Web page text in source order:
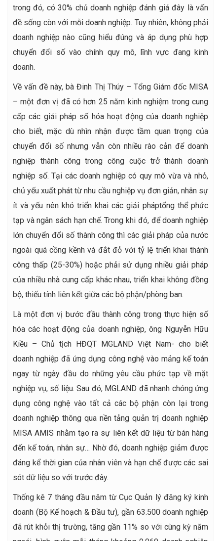
trong đó, có 30% chủ doanh nghiệp đánh giá đây là vấn
đề sống còn với mỗi doanh nghiệp. Tuy nhiên, không phải
doanh nghiệp nào cũng hiểu đúng và áp dụng phù hợp
chuyển đổi số vào chính quy mô, lĩnh vực đang kinh
doanh.
Về vấn đề này, bà Đinh Thị Thúy – Tổng Giám đốc MISA
– một đơn vị đã có hơn 25 năm kinh nghiệm trong cung
cấp các giải pháp số hóa hoạt động của doanh nghiệp
cho biết, mặc dù nhìn nhận được tầm quan trọng của
chuyển đổi số nhưng vẫn còn nhiều rào cản để doanh
nghiệp thành công trong công cuộc trở thành doanh
nghiệp số. Tại các doanh nghiệp có quy mô vừa và nhỏ,
chủ yếu xuất phát từ nhu cầu nghiệp vụ đơn giản, nhân sự
ít và yếu nên khó triển khai các giải pháptổng thể phức
tạp và ngân sách hạn chế. Trong khi đó, để doanh nghiệp
lớn chuyển đổi số thành công thì các giải pháp của nước
ngoài quá cồng kềnh và đắt đỏ với tỷ lệ triển khai thành
công thấp (25-30%) hoặc phải sử dụng nhiều giải pháp
của nhiều nhà cung cấp khác nhau, triển khai không đồng
bộ, thiếu tính liên kết giữa các bộ phận/phòng ban.
Là một đơn vị bước đầu thành công trong thực hiện số
hóa các hoạt động của doanh nghiệp, ông Nguyễn Hữu
Kiều – Chủ tịch HĐQT MGLAND Việt Nam- cho biết
doanh nghiệp đã ứng dụng công nghệ vào mảng kế toán
ngay từ ngày đầu do những yêu cầu phức tạp về mặt
nghiệp vụ, số liệu. Sau đó, MGLAND đã nhanh chóng ứng
dụng công nghệ vào tất cả các bộ phận còn lại trong
doanh nghiệp thông qua nền tảng quản trị doanh nghiệp
MISA AMIS nhằm tạo ra sự liên kết dữ liệu từ bán hàng
đến kế toán, nhân sự… Nhờ đó, doanh nghiệp giảm được
đáng kể thời gian của nhân viên và hạn chế được các sai
sót dữ liệu so với trước đây.
Thống kê 7 tháng đầu năm từ Cục Quản lý đăng ký kinh
doanh (Bộ Kế hoạch & Đầu tư), gần 63.500 doanh nghiệp
đã rút khỏi thị trường, tăng gần 11% so với cùng kỳ năm